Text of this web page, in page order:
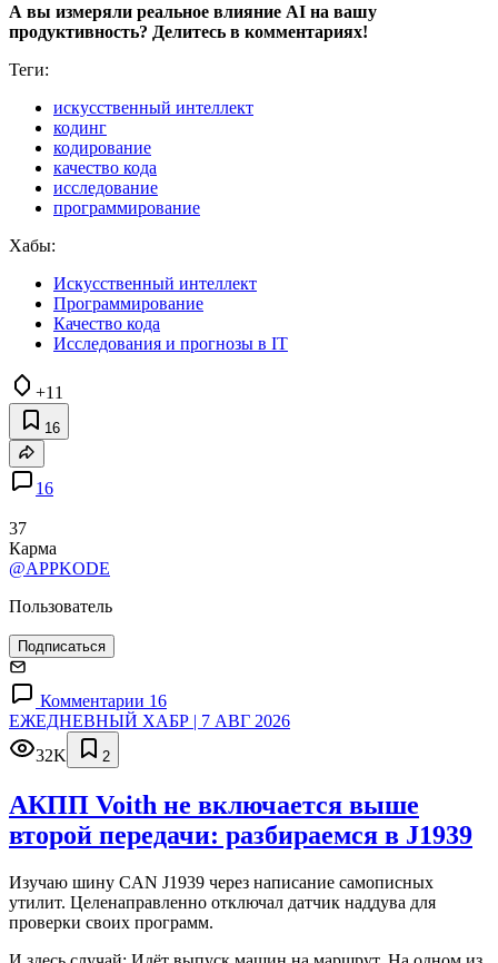
А вы измеряли реальное влияние AI на вашу
продуктивность? Делитесь в комментариях!
Теги:
искусственный интеллект
кодинг
кодирование
качество кода
исследование
программирование
Хабы:
Искусственный интеллект
Программирование
Качество кода
Исследования и прогнозы в IT
+11
16
16
37
Карма
@APPKODE
Пользователь
Подписаться
Комментарии 16
ЕЖЕДНЕВНЫЙ ХАБР | 7 АВГ 2026
32K
2
АКПП Voith не включается выше
второй передачи: разбираемся в J1939
Изучаю шину CAN J1939 через написание самописных
утилит. Целенаправленно отключал датчик наддува для
проверки своих программ.